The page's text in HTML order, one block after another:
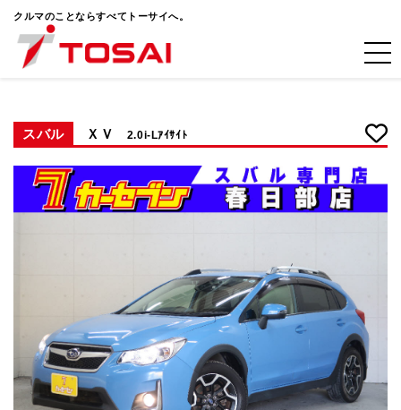
クルマのことならすべてトーサイへ。
スバル ＸＶ 2.0i-Lｱｲｻｲﾄ